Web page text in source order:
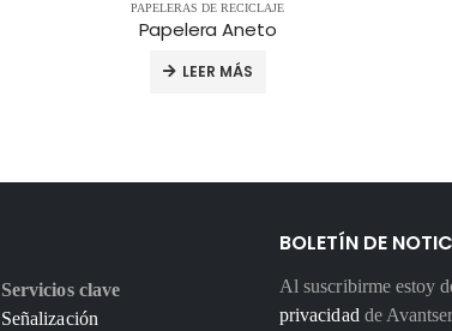
PAPELERAS DE RECICLAJE
Papelera Aneto
LEER MÁS
Servicios clave
Señalización
BOLETÍN DE
Al suscribirme estoy
privacidadde